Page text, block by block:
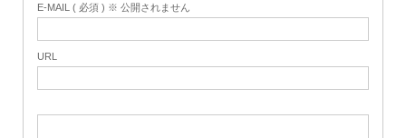
E-MAIL ( 必須 ) ※ 公開されません
URL